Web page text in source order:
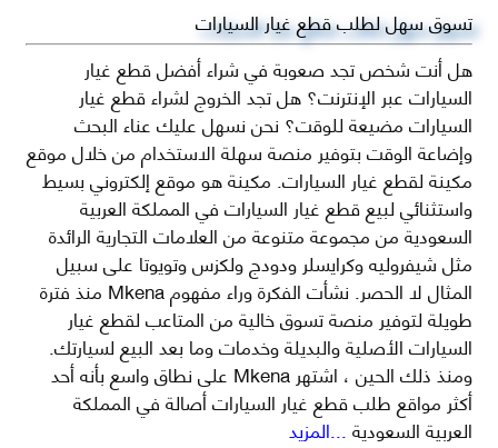
تسوق سهل لطلب قطع غيار السيارات
هل أنت شخص تجد صعوبة في شراء أفضل قطع غيار
السيارات عبر الإنترنت؟ هل تجد الخروج لشراء قطع غيار
السيارات مضيعة للوقت؟ نحن نسهل عليك عناء البحث
وإضاعة الوقت بتوفير منصة سهلة الاستخدام من خلال موقع
مكينة لقطع غيار السيارات. مكينة هو موقع إلكتروني بسيط
واستثنائي لبيع قطع غيار السيارات في المملكة العربية
السعودية من مجموعة متنوعة من العلامات التجارية الرائدة
مثل شيفروليه وكرايسلر ودودج ولكزس وتويوتا على سبيل
المثال لا الحصر. نشأت الفكرة وراء مفهوم Mkena منذ فترة
طويلة لتوفير منصة تسوق خالية من المتاعب لقطع غيار
السيارات الأصلية والبديلة وخدمات وما بعد البيع لسيارتك.
ومنذ ذلك الحين ، اشتهر Mkena على نطاق واسع بأنه أحد
أكثر مواقع طلب قطع غيار السيارات أصالة في المملكة
العربية السعودية...المزيد